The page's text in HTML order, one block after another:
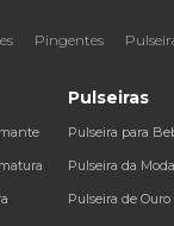
Pingentes
Pulseiras
Pulseira para
Pulseira da Moda
Pulseira de Ouro